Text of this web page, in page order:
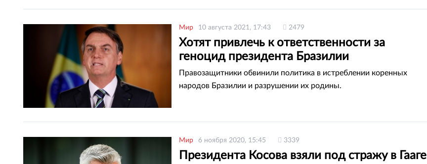
Мир 10 августа 2021, 17:43 2479
Хотят привлечь к ответственности за
геноцид президента Бразилии
Правозащитники обвинили политика в истреблении коренных
народов Бразилии и разрушении их родины.
Мир 6 ноября 2020, 15:45 3339
Президента Косова взяли под стражу в Гааге